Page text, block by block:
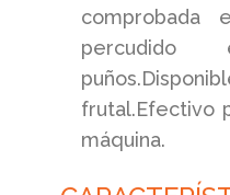
comprobada
frutal.Efectivo
máquina.